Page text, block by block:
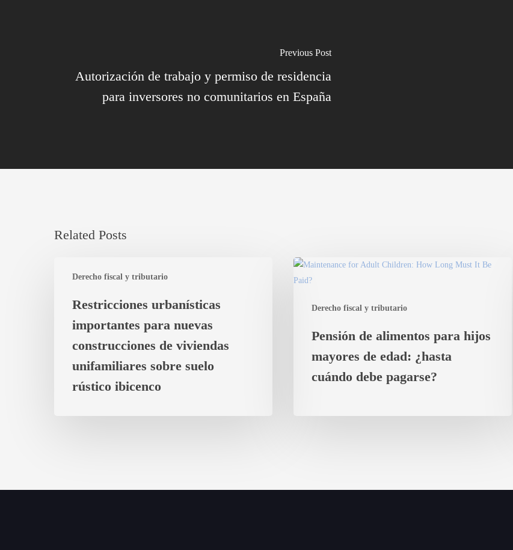
Previous Post
Autorización de trabajo y permiso de residencia
para inversores no comunitarios en España
Related Posts
Derecho fiscal y tributario
urbanísticas
nuevas
construcciones
unifamiliares
Restricciones urbanísticas
importantes para nuevas
construcciones de viviendas
unifamiliares sobre suelo
rústico ibicenco
Derecho fiscal y tributario
Pensión
de
mayoresPensión de alimentos para hijos
mayores de edad: ¿hasta
cuándo debe pagarse?